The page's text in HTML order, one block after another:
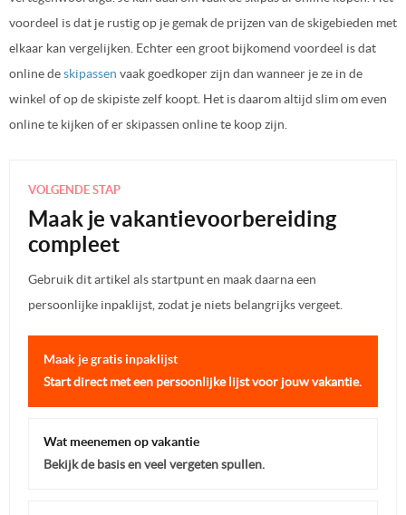
voordeel is dat je rustig op je gemak de prijzen van de skigebieden met
elkaar kan vergelijken. Echter een groot bijkomend voordeel is dat
online deskipassen vaak goedkoper zijn dan wanneer je ze in de
winkel of op de skipiste zelf koopt. Het is daarom altijd slim om even
online te kijken of er skipassen online te koop zijn.
VOLGENDE STAP
Maak je vakantievoorbereiding
compleet
Gebruik dit artikel als startpunt en maak daarna een
persoonlijke inpaklijst, zodat je niets belangrijks vergeet.
Maak je gratis inpaklijst
Start direct met een persoonlijke lijst voor jouw vakantie.
Wat meenemen op vakantie
Bekijk de basis en veel vergeten spullen.